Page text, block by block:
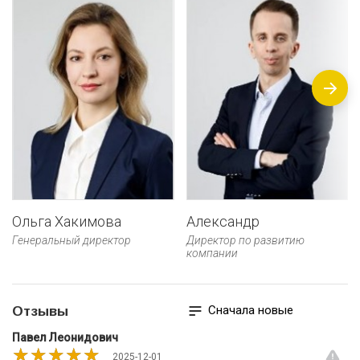
Ольга Хакимова
Генеральный директор
Александр
Директор по развитию
компании
Сначала новые
Отзывы
Павел Леонидович
2025-12-01
★★★★★
★★★★★
★★★★★